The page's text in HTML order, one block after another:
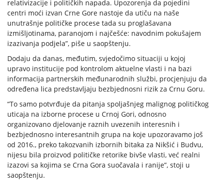
relativizacije i političkih napada. Upozorenja da pojedini
centri moći izvan Crne Gore nastoje da utiču na naše
unutrašnje političke procese tada su proglašavana
izmišljotinama, paranojom i najčešće: navodnim pokušajem
izazivanja podjela”, piše u saopštenju.
Dodaju da danas, međutim, svjedočimo situaciji u kojoj
upravo institucije pod kontrolom aktuelne vlasti i na bazi
informacija partnerskih međunarodnih službi, procjenjuju da
određena lica predstavljaju bezbjednosni rizik za Crnu Goru.
“To samo potvrđuje da pitanja spoljašnjeg malignog političkog
uticaja na izborne procese u Crnoj Gori, odnosno
organizovano djelovanje raznih uvezenih interesnih i
bezbjednosno interesantnih grupa na koje upozoravamo još
od 2016., preko takozvanih izbornih bitaka za Nikšić i Budvu,
nijesu bila proizvod političke retorike bivše vlasti, već realni
izazovi sa kojima se Crna Gora suočavala i ranije”, stoji u
saopštenju.